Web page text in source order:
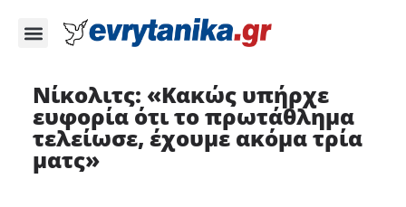
Νίκολιτς: «Κακώς υπήρχε
ευφορία ότι το πρωτάθλημα
τελείωσε, έχουμε ακόμα τρία
ματς»